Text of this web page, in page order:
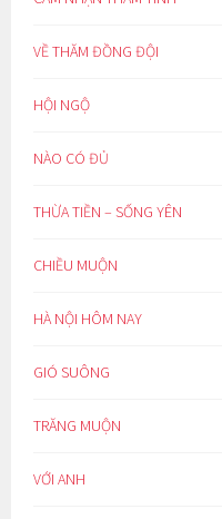
VỀ THĂM ĐỒNG ĐỘI
HỘI NGỘ
NÀO CÓ ĐỦ
THỪA TIỀN – SỐNG YÊN
CHIỀU MUỘN
HÀ NỘI HÔM NAY
GIÓ SUÔNG
TRĂNG MUỘN
VỚI ANH